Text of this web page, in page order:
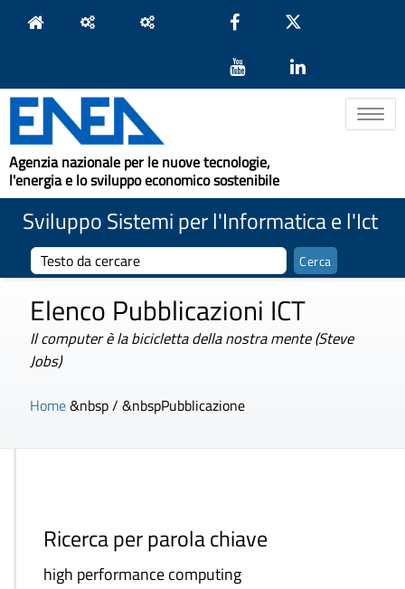
Toggle
Agenzia nazionale per le nuove tecnologie,
l'energia e lo sviluppo economico sostenibile
Sviluppo Sistemi per l'Informatica e l'Ict
Elenco Pubblicazioni ICT
Il computer è la bicicletta della nostra mente (Steve
Jobs)
Home&nbsp / &nbspPubblicazione
Ricerca per parola chiave
high performance computing